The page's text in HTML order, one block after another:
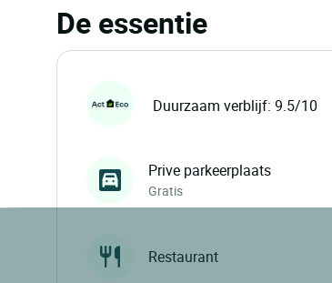
De essentie
Duurzaam verblijf: 9.5/10
Prive parkeerplaats
Gratis
Restaurant